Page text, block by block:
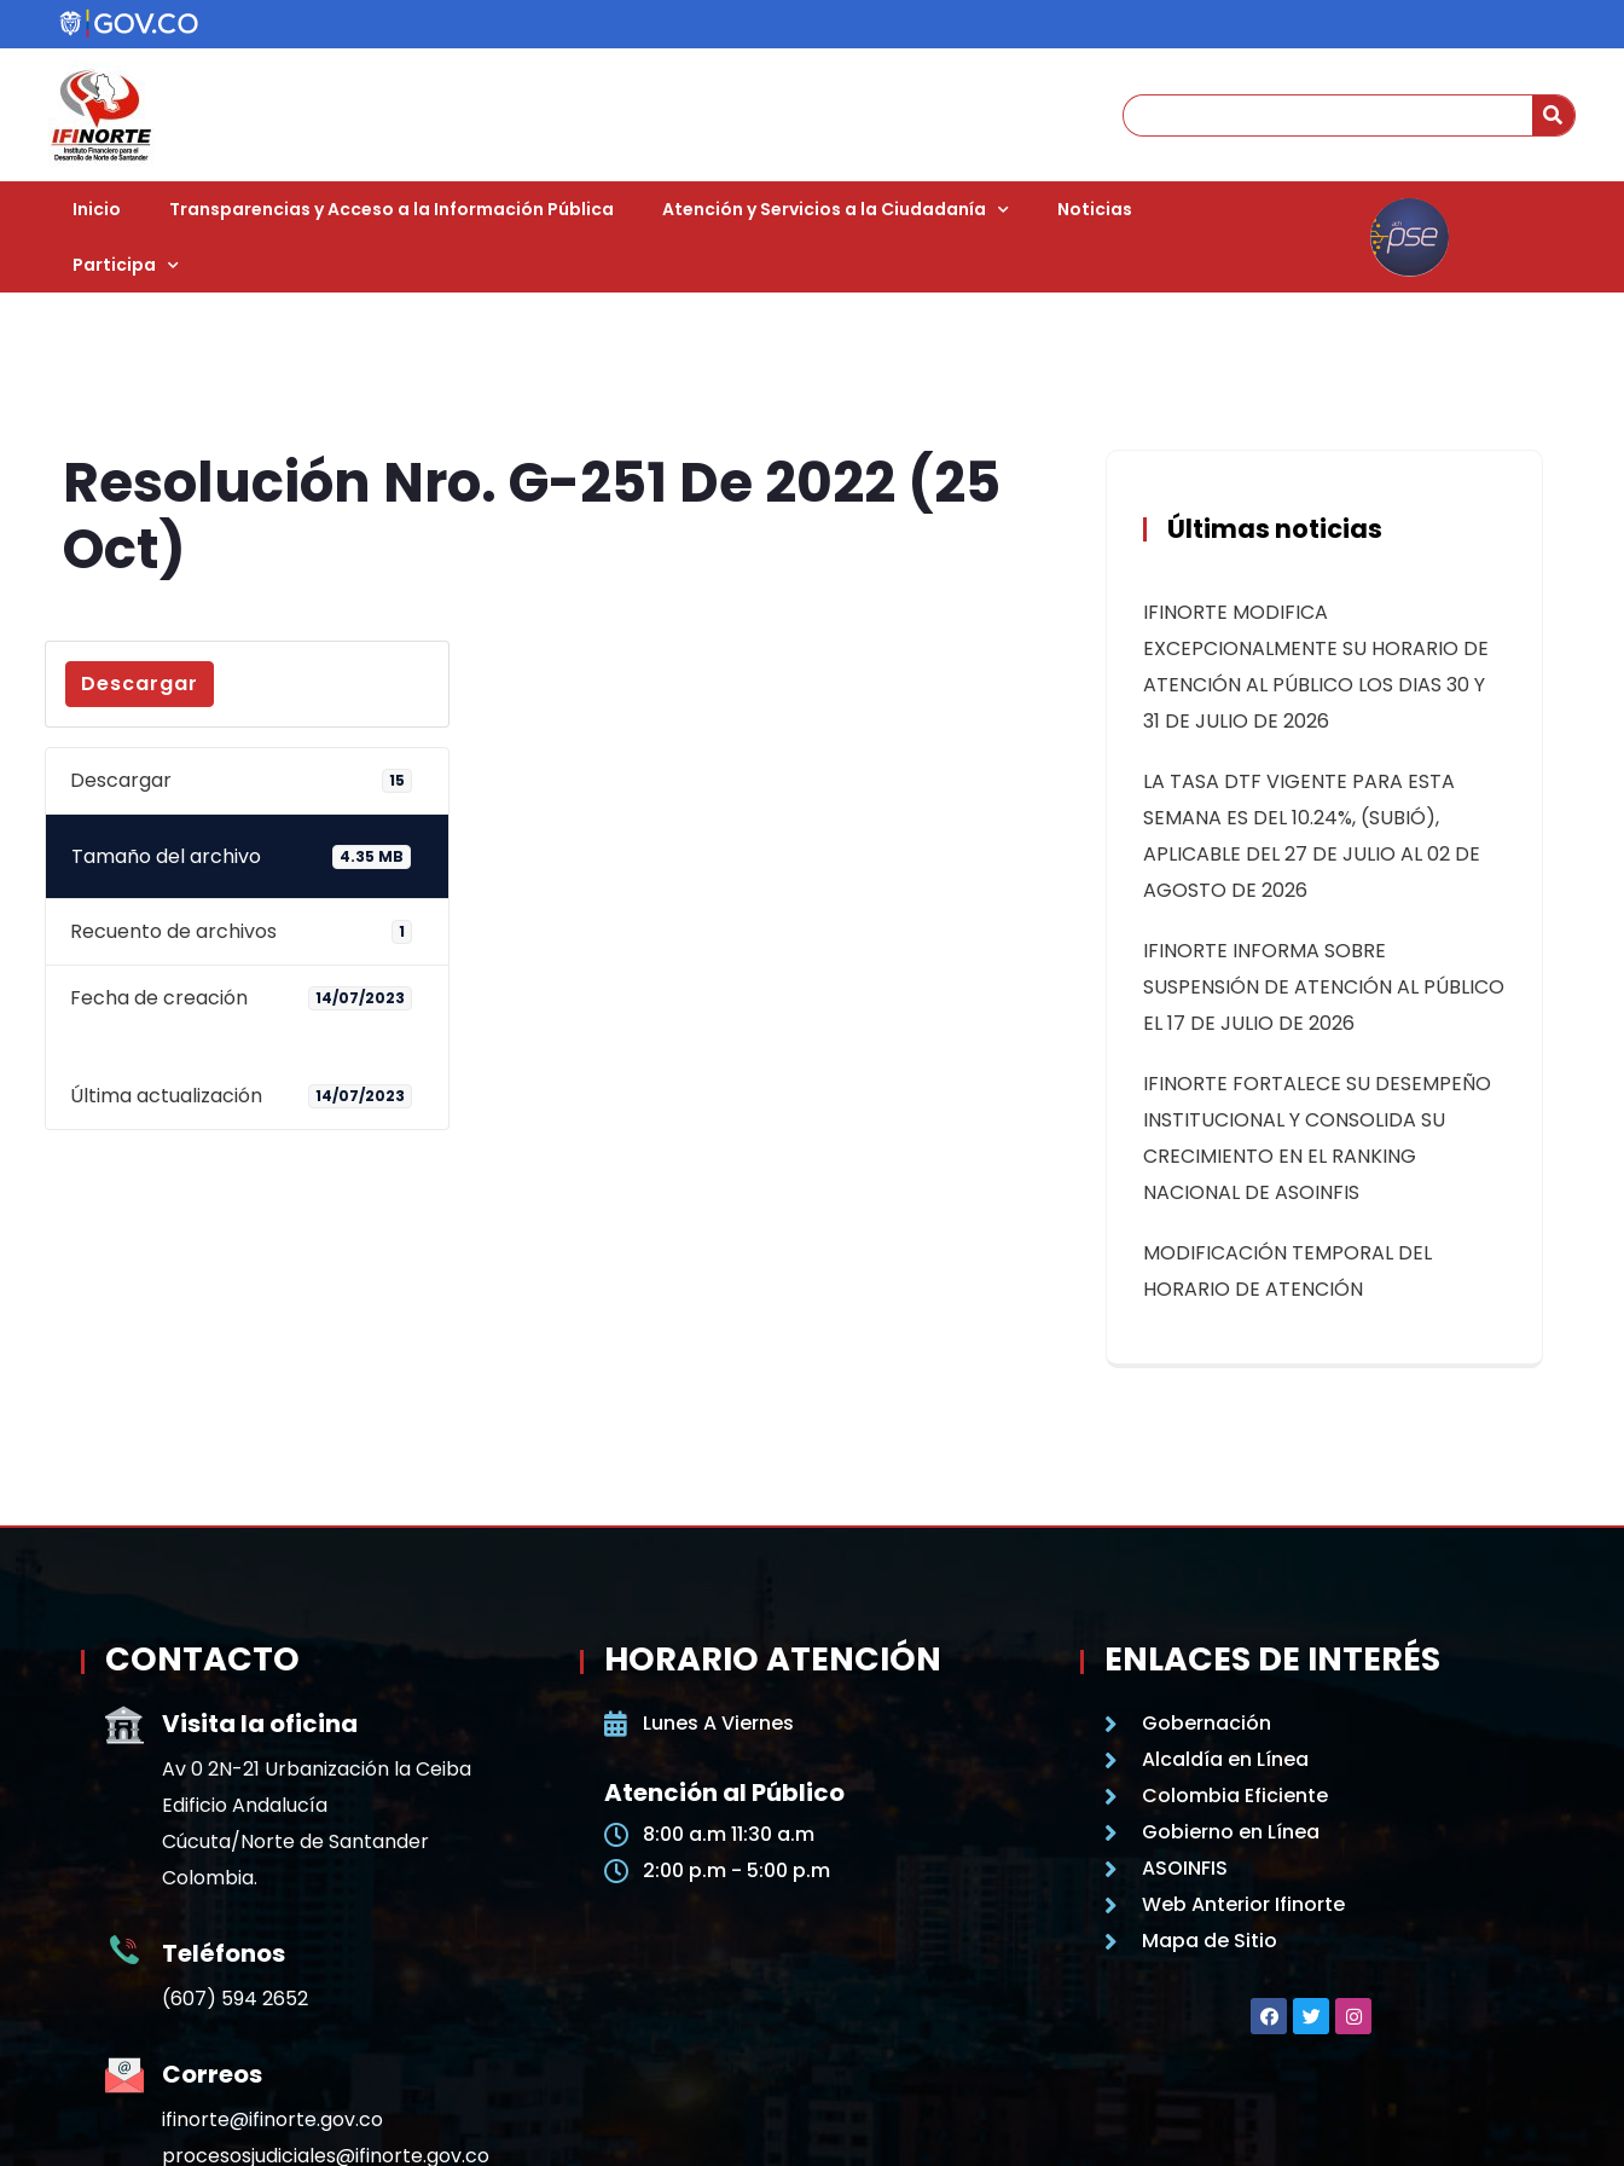
Inicio Transparencias y Acceso a la Información Pública Atención y Servicios a la Ciudadanía Noticias
Participa
Resolución Nro. G-251 De 2022 (25
Oct)
Descargar
Descargar 15
Tamaño del archivo 4.35 MB
Recuento de archivos 1
Fecha de creación 14/07/2023
Última actualización 14/07/2023
Últimas noticias
IFINORTE MODIFICA
EXCEPCIONALMENTE SU HORARIO DE
ATENCIÓN AL PÚBLICO LOS DIAS 30 Y
31 DE JULIO DE 2026
LA TASA DTF VIGENTE PARA ESTA
SEMANA ES DEL 10.24%, (SUBIÓ),
APLICABLE DEL 27 DE JULIO AL 02 DE
AGOSTO DE 2026
IFINORTE INFORMA SOBRE
SUSPENSIÓN DE ATENCIÓN AL PÚBLICO
EL 17 DE JULIO DE 2026
IFINORTE FORTALECE SU DESEMPEÑO
INSTITUCIONAL Y CONSOLIDA SU
CRECIMIENTO EN EL RANKING
NACIONAL DE ASOINFIS
MODIFICACIÓN TEMPORAL DEL
HORARIO DE ATENCIÓN
CONTACTO
Visita la oficina
Av 0 2N-21 Urbanización la Ceiba
Edificio Andalucía
Cúcuta/Norte de Santander
Colombia.
Teléfonos
(607) 594 2652
Correos
ifinorte@ifinorte.gov.co
procesosjudiciales@ifinorte.gov.co
HORARIO ATENCIÓN
Lunes A Viernes
Atención al Público
8:00 a.m 11:30 a.m
2:00 p.m - 5:00 p.m
ENLACES DE INTERÉS
Gobernación
Alcaldía en Línea
Colombia Eficiente
Gobierno en Línea
ASOINFIS
Web Anterior Ifinorte
Mapa de Sitio